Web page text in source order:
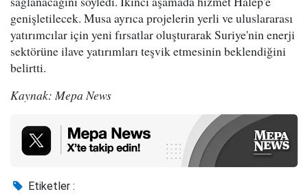
genişletilecek. Musa ayrıca projelerin yerli ve uluslararası
yatırımcılar için yeni fırsatlar oluşturarak Suriye'nin enerji
sektörüne ilave yatırımları teşvik etmesinin beklendiğini
belirtti.
Kaynak: Mepa News
Etiketler :